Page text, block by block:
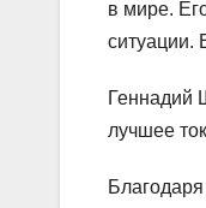
в мире.
ситуации.
Геннадий
лучшее